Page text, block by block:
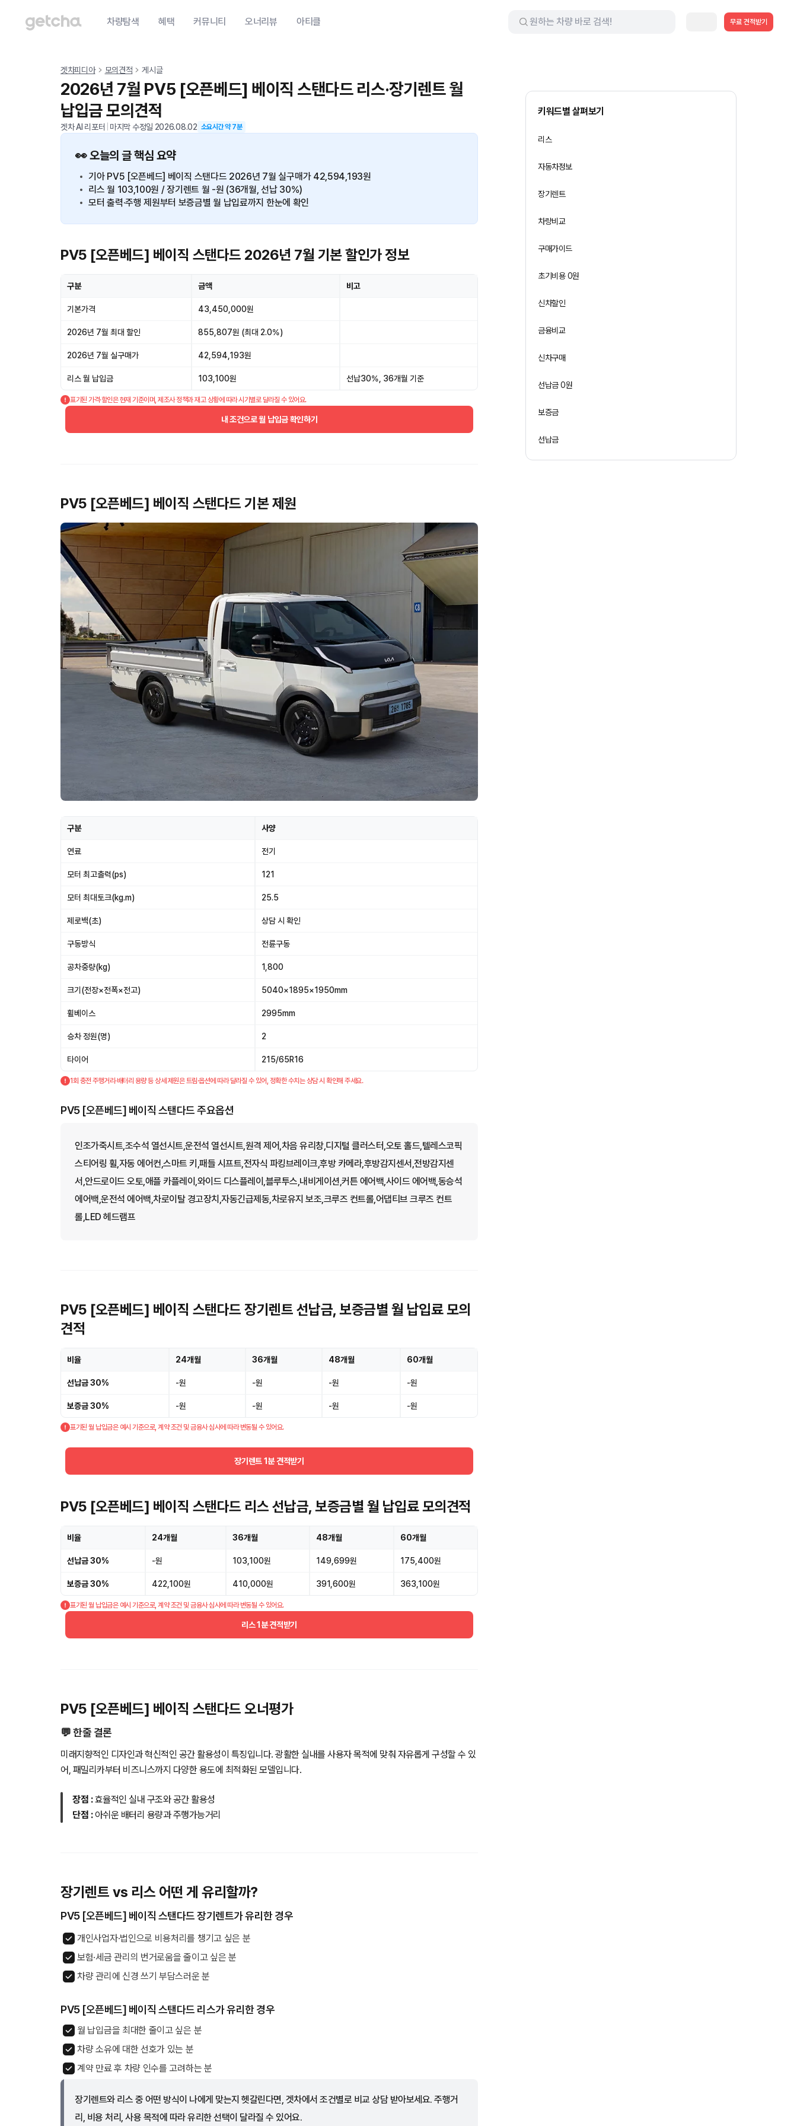
차량탐색 혜택 커뮤니티 오너리뷰 아티클 무료 견적받기
겟차피디아 모의견적 게시글
2026년 7월 PV5 [오픈베드] 베이직 스탠다드 리스·장기렌트 월
납입금 모의견적
겟차 AI 리포터 마지막 수정일 2026.08.02 소요시간 약7분
👀 오늘의 글 핵심 요약
기아 PV5 [오픈베드] 베이직 스탠다드 2026년 7월 실구매가 42,594,193원
리스 월 103,100원 / 장기렌트 월 -원 (36개월, 선납 30%)
모터 출력·주행 제원부터 보증금별 월 납입료까지 한눈에 확인
PV5 [오픈베드] 베이직 스탠다드 2026년 7월 기본 할인가 정보
구분 금액 비고
기본가격 43,450,000원
2026년 7월 최대 할인 855,807원 (최대 2.0%)
2026년 7월 실구매가 42,594,193원
리스 월 납입금 103,100원 선납30%, 36개월 기준
표기된 가격·할인은 현재 기준이며, 제조사 정책과 재고 상황에 따라 시기별로 달라질 수 있어요.
내 조건으로 월 납입금 확인하기
PV5 [오픈베드] 베이직 스탠다드 기본 제원
구분 사양
연료 전기
모터 최고출력(ps) 121
모터 최대토크(kg.m) 25.5
제로백(초) 상담 시 확인
구동방식 전륜구동
공차중량(kg) 1,800
크기(전장×전폭×전고) 5040×1895×1950mm
휠베이스 2995mm
승차 정원(명) 2
타이어 215/65R16
1회 충전 주행거리·배터리 용량 등 상세 제원은 트림·옵션에 따라 달라질 수 있어, 정확한 수치는 상담 시 확인해 주세요.
PV5 [오픈베드] 베이직 스탠다드 주요옵션
인조가죽시트,조수석 열선시트,운전석 열선시트,원격 제어,차음 유리창,디지털 클러스터,오토 홀드,텔레스코픽
스티어링 휠,자동 에어컨,스마트 키,패들 시프트,전자식 파킹브레이크,후방 카메라,후방감지센서,전방감지센
서,안드로이드 오토,애플 카플레이,와이드 디스플레이,블루투스,내비게이션,커튼 에어백,사이드 에어백,동승석
에어백,운전석 에어백,차로이탈 경고장치,자동긴급제동,차로유지 보조,크루즈 컨트롤,어댑티브 크루즈 컨트
롤,LED 헤드램프
PV5 [오픈베드] 베이직 스탠다드 장기렌트 선납금, 보증금별 월 납입료 모의
견적
비율 24개월 36개월 48개월 60개월
선납금 30% -원 -원 -원 -원
보증금 30% -원 -원 -원 -원
표기된 월 납입금은 예시 기준으로, 계약 조건 및 금융사 심사에 따라 변동될 수 있어요.
장기렌트 1분 견적받기
PV5 [오픈베드] 베이직 스탠다드 리스 선납금, 보증금별 월 납입료 모의견적
비율 24개월 36개월 48개월 60개월
선납금 30% -원 103,100원 149,699원 175,400원
보증금 30% 422,100원 410,000원 391,600원 363,100원
표기된 월 납입금은 예시 기준으로, 계약 조건 및 금융사 심사에 따라 변동될 수 있어요.
리스 1분 견적받기
PV5 [오픈베드] 베이직 스탠다드 오너평가
💬 한줄 결론
미래지향적인 디자인과 혁신적인 공간 활용성이 특징입니다. 광활한 실내를 사용자 목적에 맞춰 자유롭게 구성할 수 있
어, 패밀리카부터 비즈니스까지 다양한 용도에 최적화된 모델입니다.
장점 :효율적인 실내 구조와 공간 활용성
단점 :아쉬운 배터리 용량과 주행가능거리
장기렌트 vs 리스 어떤 게 유리할까?
PV5 [오픈베드] 베이직 스탠다드 장기렌트가 유리한 경우
개인사업자·법인으로 비용처리를 챙기고 싶은 분
보험·세금 관리의 번거로움을 줄이고 싶은 분
차량 관리에 신경 쓰기 부담스러운 분
PV5 [오픈베드] 베이직 스탠다드 리스가 유리한 경우
월 납입금을 최대한 줄이고 싶은 분
차량 소유에 대한 선호가 있는 분
계약 만료 후 차량 인수를 고려하는 분
장기렌트와 리스 중 어떤 방식이 나에게 맞는지 헷갈린다면, 겟차에서 조건별로 비교 상담 받아보세요. 주행거
리, 비용 처리, 사용 목적에 따라 유리한 선택이 달라질 수 있어요.
키워드별 살펴보기
리스
자동차정보
장기렌트
차량비교
구매가이드
초기비용 0원
신차할인
금융비교
신차구매
선납금 0원
보증금
선납금